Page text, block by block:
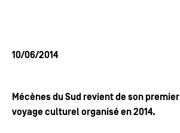
CONTACTSCONTACTS
10/06/2014
Mécènes du Sud revient de son premier
voyage culturel organisé en 2014.